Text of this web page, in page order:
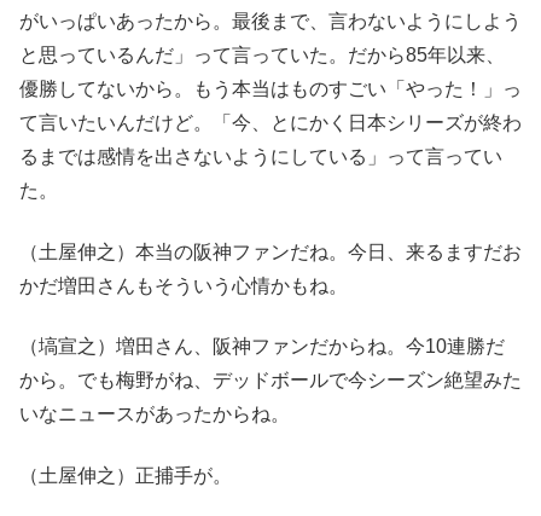
がいっぱいあったから。最後まで、言わないようにしよう
と思っているんだ」って言っていた。だから85年以来、
優勝してないから。もう本当はものすごい「やった！」っ
て言いたいんだけど。「今、とにかく日本シリーズが終わ
るまでは感情を出さないようにしている」って言ってい
た。
（土屋伸之）本当の阪神ファンだね。今日、来るますだお
かだ増田さんもそういう心情かもね。
（塙宣之）増田さん、阪神ファンだからね。今10連勝だ
から。でも梅野がね、デッドボールで今シーズン絶望みた
いなニュースがあったからね。
（土屋伸之）正捕手が。